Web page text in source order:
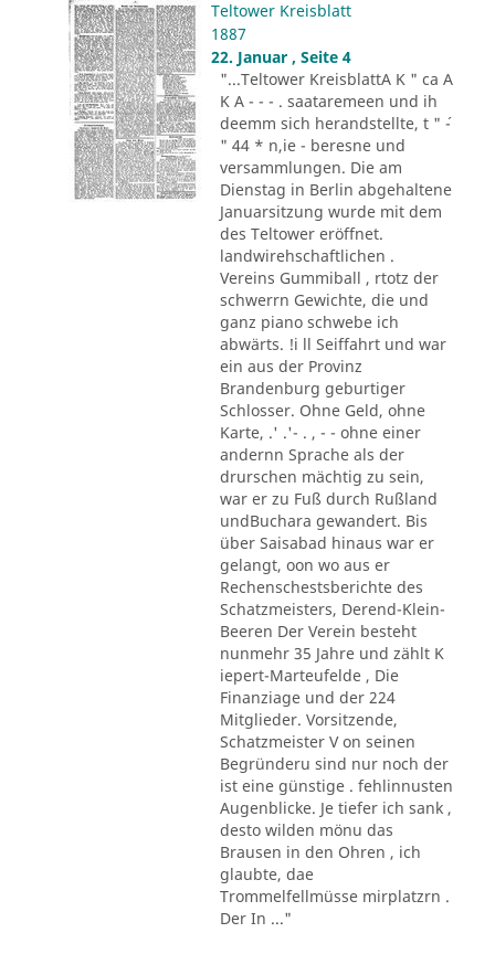
Teltower Kreisblatt
1887
22. Januar , Seite 4
"...Teltower KreisblattA K " ca A
K A - - - . saataremeen und ih
deemm sich herandstellte, t " ´-
" 44 * n,ie - beresne und
versammlungen. Die am
Dienstag in Berlin abgehaltene
Januarsitzung wurde mit dem
des Teltower eröffnet.
landwirehschaftlichen .
Vereins Gummiball , rtotz der
schwerrn Gewichte, die und
ganz piano schwebe ich
abwärts. !i ll Seiffahrt und war
ein aus der Provinz
Brandenburg geburtiger
Schlosser. Ohne Geld, ohne
Karte, .' .'- . , - - ohne einer
andernn Sprache als der
drurschen mächtig zu sein,
war er zu Fuß durch Rußland
undBuchara gewandert. Bis
über Saisabad hinaus war er
gelangt, oon wo aus er
Rechenschestsberichte des
Schatzmeisters, Derend-Klein-
Beeren Der Verein besteht
nunmehr 35 Jahre und zählt K
iepert-Marteufelde , Die
Finanziage und der 224
Mitglieder. Vorsitzende,
Schatzmeister V on seinen
Begründeru sind nur noch der
ist eine günstige . fehlinnusten
Augenblicke. Je tiefer ich sank ,
desto wilden mönu das
Brausen in den Ohren , ich
glaubte, dae
Trommelfellmüsse mirplatzrn .
Der In ..."